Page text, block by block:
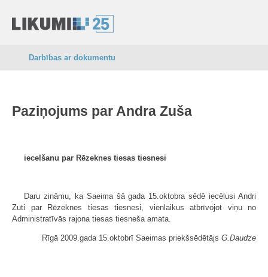
Darbības ar dokumentu
Paziņojums par Andra Zuša
iecelšanu par Rēzeknes tiesas tiesnesi
Daru zināmu, ka Saeima šā gada 15.oktobra sēdē iecēlusi Andri
Zuti par Rēzeknes tiesas tiesnesi, vienlaikus atbrīvojot viņu no
Administratīvās rajona tiesas tiesneša amata.
Rīgā 2009.gada 15.oktobrī Saeimas priekšsēdētājs G.Daudze